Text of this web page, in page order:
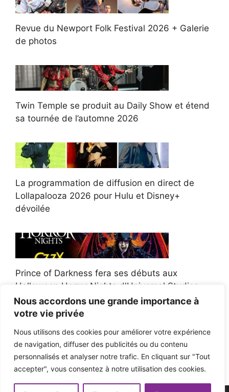
Nous accordons une grande importance à
votre vie privée
Nous utilisons des cookies pour améliorer votre expérience
de navigation, diffuser des publicités ou du contenu
personnalisés et analyser notre trafic. En cliquant sur "Tout
accepter", vous consentez à notre utilisation des cookies.
Revue du Newport Folk Festival 2026 + Galerie
de photos
Twin Temple se produit au Daily Show et étend
sa tournée de l’automne 2026
La programmation de diffusion en direct de
Lollapalooza 2026 pour Hulu et Disney+
dévoilée
Prince of Darkness fera ses débuts aux
Halloween Horror Nights d'Universal Studios
Afroman poursuit un policier de l'Ohio après la
victoire du jury en diffamation